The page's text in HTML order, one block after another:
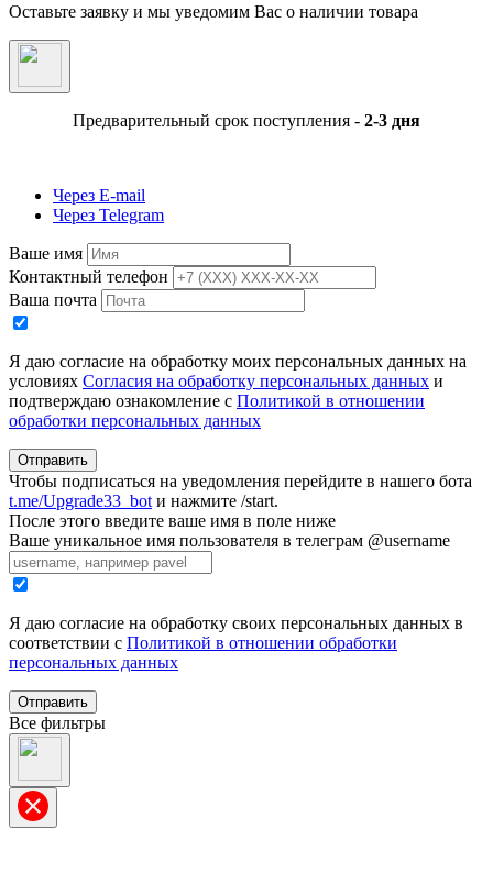
Оставьте заявку и мы уведомим Вас о наличии товара
Предварительный срок поступления - 2-3 дня
Через E-mail
Через Telegram
Ваше имя
Контактный телефон
Ваша почта
Я даю согласие на обработку моих персональных данных на
условиях Согласия на обработку персональных данных и
подтверждаю ознакомление с Политикой в отношении
обработки персональных данных
Отправить
Чтобы подписаться на уведомления перейдите в нашего бота
t.me/Upgrade33_bot и нажмите /start.
После этого введите ваше имя в поле ниже
Ваше уникальное имя пользователя в телеграм @username
Я даю согласие на обработку своих персональных данных в
соответствии с Политикой в отношении обработки
персональных данных
Отправить
Все фильтры